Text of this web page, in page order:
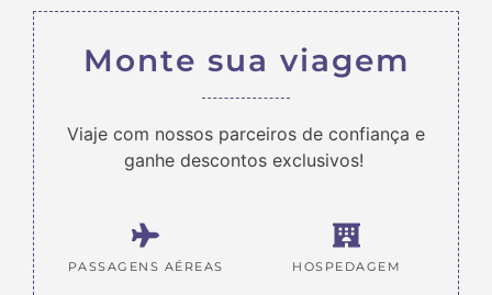
Monte sua viagem
Viaje com nossos parceiros de confiança e
ganhe descontos exclusivos!
PASSAGENS AÉREAS HOSPEDAGEM